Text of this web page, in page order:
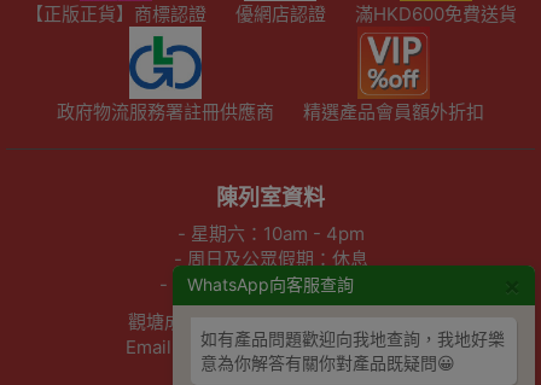
WhatsApp向客服查詢
如有產品問題歡迎向我地查詢，我地好樂
意為你解答有關你對產品既疑問😀
【正版正貨】商標認證 優網店認證 滿HKD600免費送貨
政府物流服務署註冊供應商 精選產品會員額外折扣
陳列室資料
- 星期六：10am - 4pm
- 周日及公眾假期：休息
- 星期一至五：10am - 7pm
觀塘成業街27號日昇中心3樓302室
Email :info@outletexpress.com.hk
查詢熱線 :3956 8117